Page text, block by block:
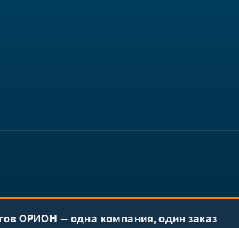
ОРИОН — одна компания, один заказ